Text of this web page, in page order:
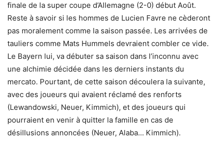
finale de la super coupe d’Allemagne (2-0) début Août.
Reste à savoir si les hommes de Lucien Favre ne cèderont
pas moralement comme la saison passée. Les arrivées de
tauliers comme Mats Hummels devraient combler ce vide.
Le Bayern lui, va débuter sa saison dans l’inconnu avec
une alchimie décidée dans les derniers instants du
mercato. Pourtant, de cette saison découlera la suivante,
avec des joueurs qui avaient réclamé des renforts
(Lewandowski, Neuer, Kimmich), et des joueurs qui
pourraient en venir à quitter la famille en cas de
désillusions annoncées (Neuer, Alaba… Kimmich).